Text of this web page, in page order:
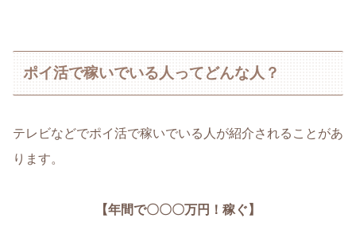
ポイ活で稼いでいる人ってどんな人？
テレビなどでポイ活で稼いでいる人が紹介されることがあ
ります。
【年間で〇〇〇万円！稼ぐ】